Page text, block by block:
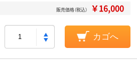
販売価格（税込） ￥16,000
カゴへ